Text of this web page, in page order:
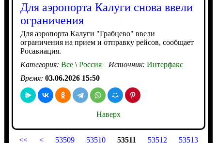
Для аэропорта Калуги снова ввели
ограничения
Для аэропорта Калуги "Грабцево" ввели
ограничения на прием и отправку рейсов, сообщает
Росавиация.
Категория: Все\Россия Источник: Интерфакс
Время: 03.06.2026 15:50
Наверх
<< < 53509 53510 53511 53512 53513